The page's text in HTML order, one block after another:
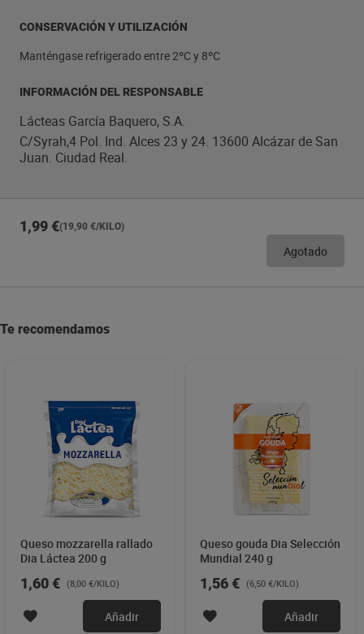
CONSERVACIÓN Y UTILIZACIÓN
Manténgase refrigerado entre 2ºC y 8ºC
INFORMACIÓN DEL RESPONSABLE
Lácteas García Baquero, S.A.
C/Syrah,4 Pol. Ind. Alces 23 y 24. 13600 Alcázar de San
Juan. Ciudad Real.
1,99 €(19,90 €/KILO)
Agotado
Te recomendamos
Queso mozzarella rallado
Dia Láctea 200 g
1,60 € (8,00 €/KILO)
Añadir
Queso gouda Dia Selección
Mundial 240 g
1,56 € (6,50 €/KILO)
Añadir